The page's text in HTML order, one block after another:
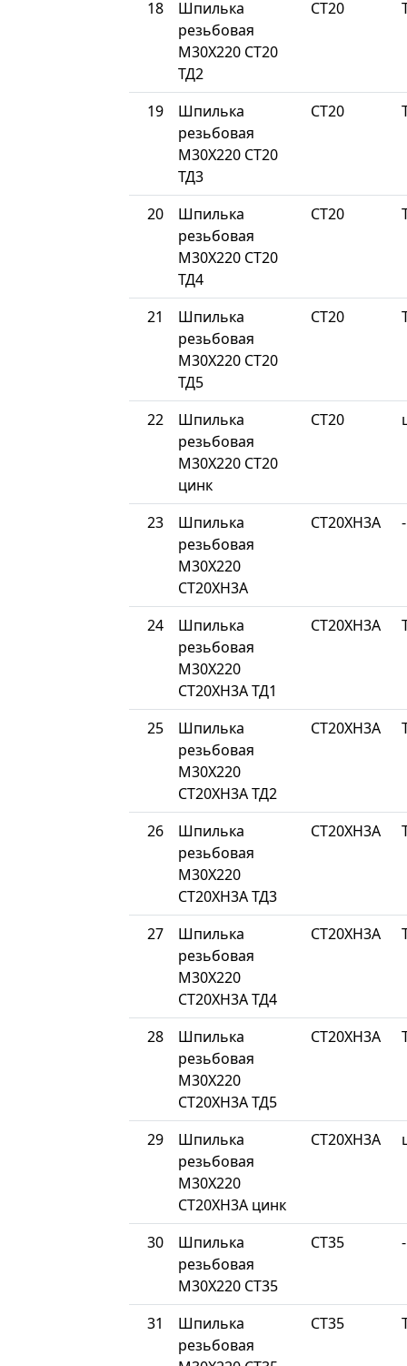
18
Шпилька
резьбовая
М30Х220 СТ20
ТД2
СТ20
19
Шпилька
резьбовая
М30Х220 СТ20
ТД3
СТ20
20
Шпилька
резьбовая
М30Х220 СТ20
ТД4
СТ20
21
Шпилька
резьбовая
М30Х220 СТ20
ТД5
СТ20
22
Шпилька
резьбовая
М30Х220 СТ20
цинк
СТ20
23
Шпилька
резьбовая
М30Х220
СТ20ХН3А
СТ20ХН3А -
24
Шпилька
резьбовая
М30Х220
СТ20ХН3А ТД1
СТ20ХН3А
25
Шпилька
резьбовая
М30Х220
СТ20ХН3А ТД2
СТ20ХН3А
26
Шпилька
резьбовая
М30Х220
СТ20ХН3А ТД3
СТ20ХН3А
27
Шпилька
резьбовая
М30Х220
СТ20ХН3А ТД4
СТ20ХН3А
28
Шпилька
резьбовая
М30Х220
СТ20ХН3А ТД5
СТ20ХН3А
29
Шпилька
резьбовая
М30Х220
СТ20ХН3А цинк
СТ20ХН3А
30
Шпилька
резьбовая
М30Х220 СТ35
СТ35 -
31
Шпилька
резьбовая
СТ35